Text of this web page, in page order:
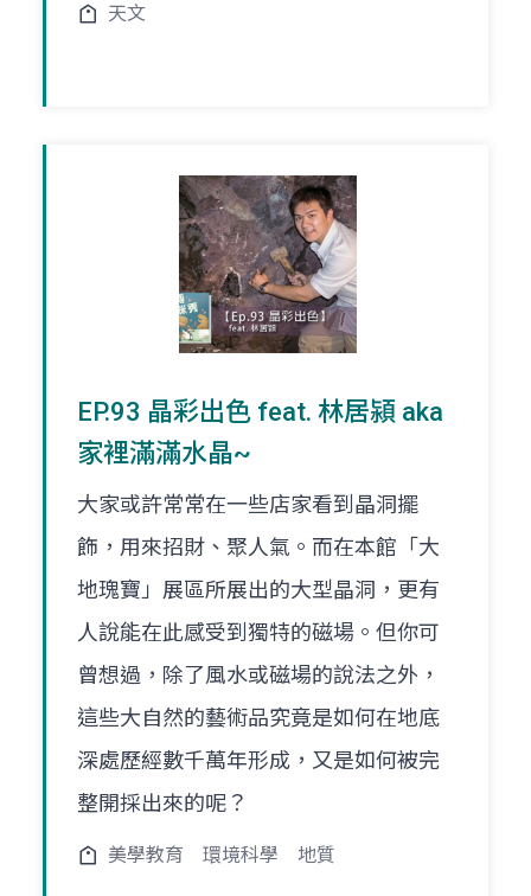
天文
EP.93 晶彩出色 feat. 林居潁 aka
家裡滿滿水晶~
大家或許常常在一些店家看到晶洞擺
飾，用來招財、聚人氣。而在本館「大
地瑰寶」展區所展出的大型晶洞，更有
人說能在此感受到獨特的磁場。但你可
曾想過，除了風水或磁場的說法之外，
這些大自然的藝術品究竟是如何在地底
深處歷經數千萬年形成，又是如何被完
整開採出來的呢？
美學教育 環境科學 地質